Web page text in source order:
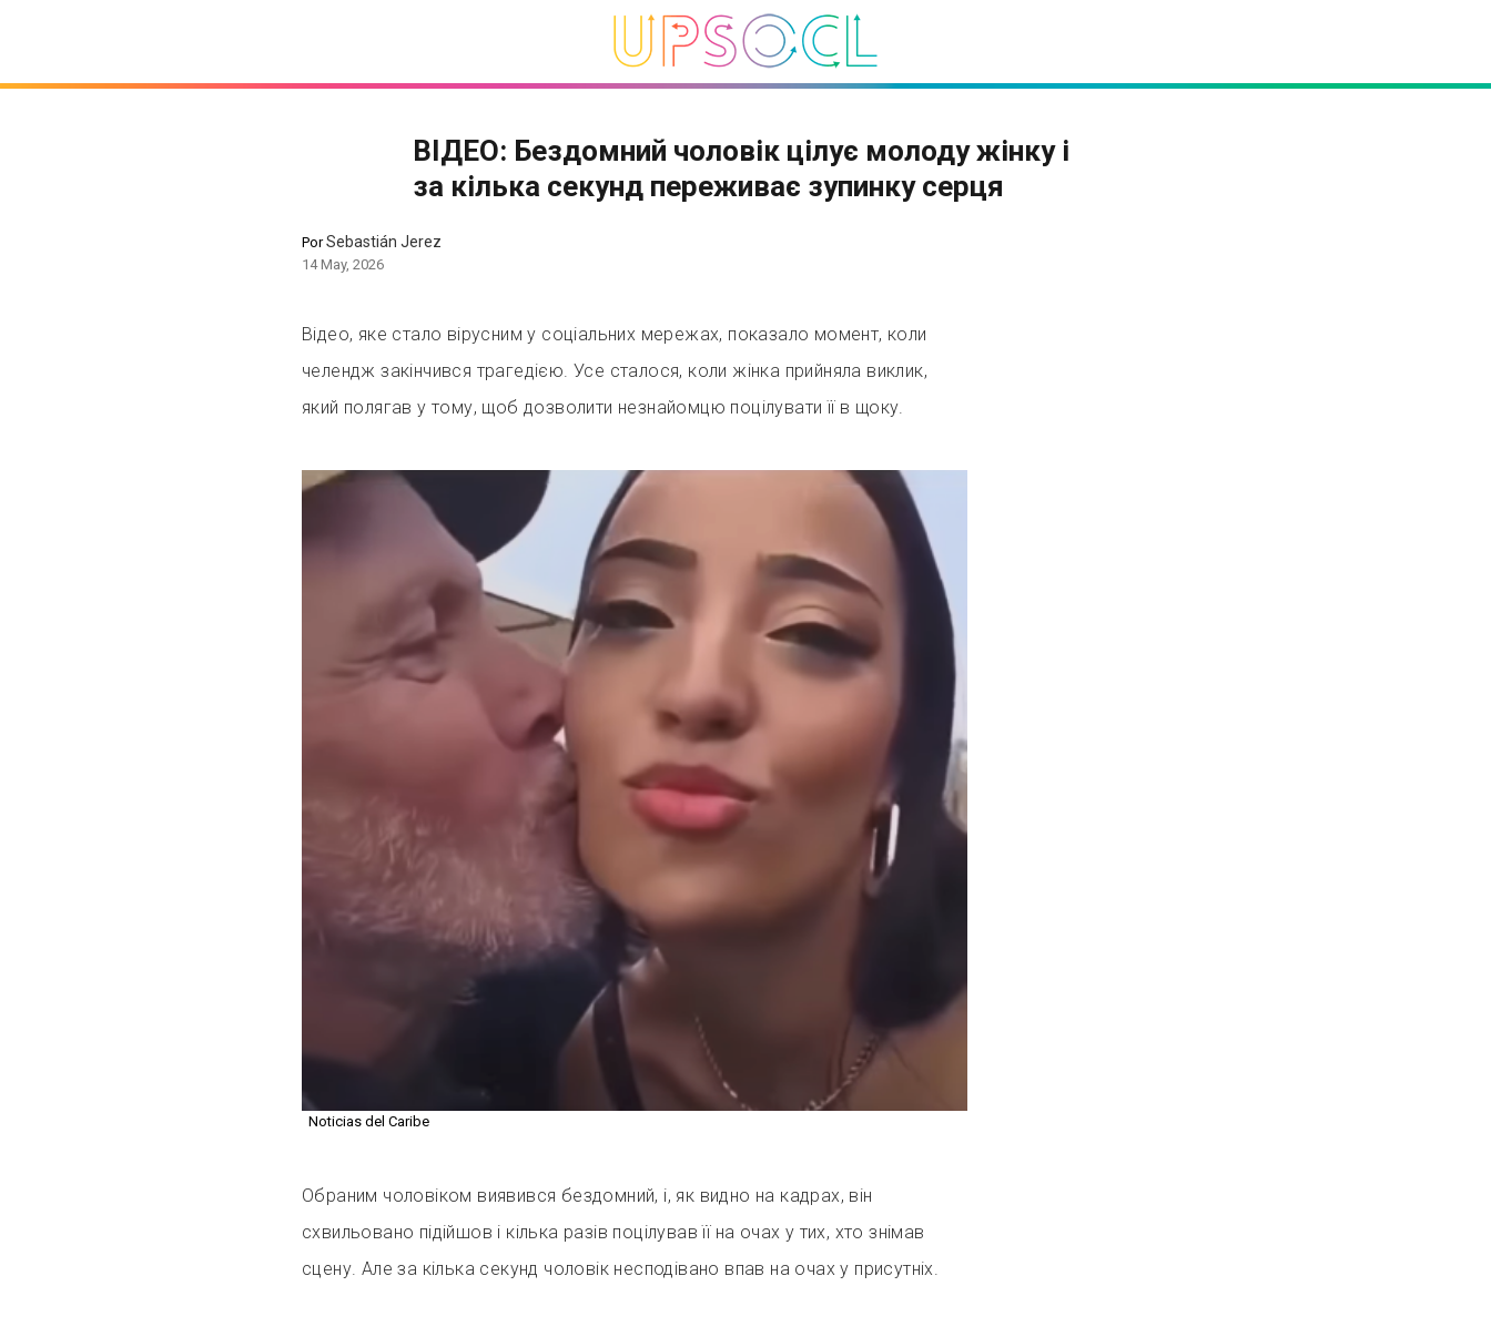
ВІДЕО: Бездомний чоловік цілує молоду жінку і
за кілька секунд переживає зупинку серця
PorSebastián Jerez
14 May, 2026
Відео, яке стало вірусним у соціальних мережах, показало момент, коли
челендж закінчився трагедією. Усе сталося, коли жінка прийняла виклик,
який полягав у тому, щоб дозволити незнайомцю поцілувати її в щоку.
Noticias del Caribe
Обраним чоловіком виявився бездомний, і, як видно на кадрах, він
схвильовано підійшов і кілька разів поцілував її на очах у тих, хто знімав
сцену. Але за кілька секунд чоловік несподівано впав на очах у присутніх.